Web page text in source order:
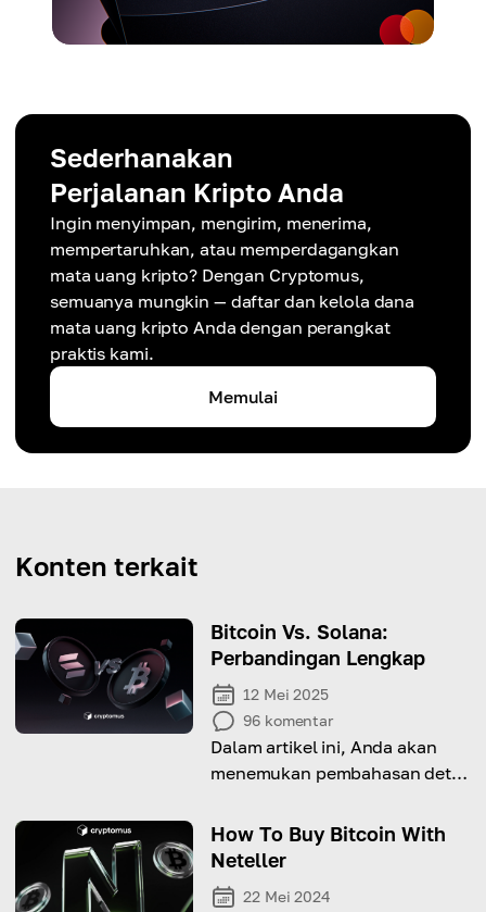
Sederhanakan
Perjalanan Kripto Anda
Ingin menyimpan, mengirim, menerima,
mempertaruhkan, atau memperdagangkan
mata uang kripto? Dengan Cryptomus,
semuanya mungkin — daftar dan kelola dana
mata uang kripto Anda dengan perangkat
praktis kami.
Memulai
Konten terkait
Bitcoin Vs. Solana:
Perbandingan Lengkap
12 Mei 2025
96 komentar
Dalam artikel ini, Anda akan
menemukan pembahasan detail
antara Bitcoin dan Solana.
How To Buy Bitcoin With
Neteller
22 Mei 2024